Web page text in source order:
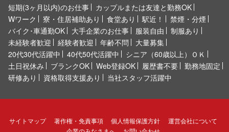
短期(3ヶ月以内)のお仕事
カップルまたは友達と勤務OK
Wワーク
寮・住居補助あり 食堂あり 駅近！
禁煙・分煙
バイク･車通勤OK
大手企業のお仕事 服装自由
制服あり
未経験者歓迎
経験者歓迎 年齢不問
大量募集
20代30代活躍中
40代50代活躍中
シニア（60歳以上）ＯＫ
土日祝休み
ブランクOK Web登録OK 履歴書不要
勤務地固定
研修あり
資格取得支援あり 当社スタッフ活躍中
サイトマップ 著作権・免責事項 個人情報保護方針
運営会社について